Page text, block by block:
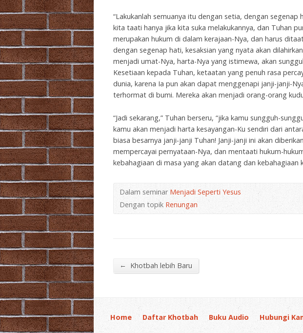
“Lakukanlah semuanya itu dengan setia, dengan
kita taati hanya jika kita suka melakukannya, dan Tuhan
merupakan hukum di dalam kerajaan-Nya, dan harus
dengan segenap hati, kesaksian yang nyata akan
menjadi umat-Nya, harta-Nya yang istimewa, akan
Kesetiaan kepada Tuhan, ketaatan yang penuh rasa
dunia, karena Ia pun akan dapat menggenapi janji-janji-
terhormat di bumi. Mereka akan menjadi orang-orang
“Jadi sekarang,” Tuhan berseru, “jika kamu sungguh-
kamu akan menjadi harta kesayangan-Ku sendiri dari
biasa besarnya janji-janji Tuhan! Janji-janji ini akan
mempercayai pernyataan-Nya, dan mentaati hukum-
kebahagiaan di masa yang akan datang dan kebahagiaan
Dalam seminarMenjadi Seperti Yesus
Dengan topikRenungan
← Khotbah lebih Baru
Home Daftar Khotbah Buku Audio Hubungi